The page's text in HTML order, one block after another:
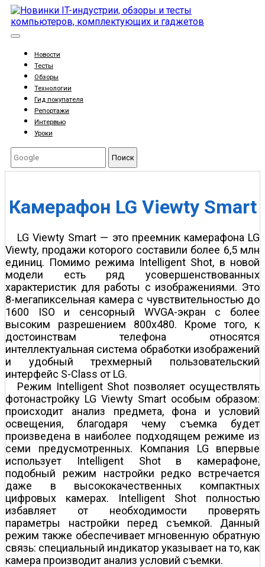
Новости
Тесты
Обзоры
Технологии
Гид покупателя
Репортажи
Интервью
Уроки
Поиск
Камерафон LG Viewty Smart
LG Viewty Smart — это преемник камерафона LG
Viewty, продажи которого составили более 6,5 млн
единиц. Помимо режима Intelligent Shot, в новой
модели есть ряд усовершенствованных
характеристик для работы с изображениями. Это
8-мегапиксельная камера с чувствительностью до
1600 ISO и сенсорный WVGA-экран с более
высоким разрешением 800x480. Кроме того, к
достоинствам телефона относятся
интеллектуальная система обработки изображений
и удобный трехмерный пользовательский
интерфейс S-Class от LG.
Режим Intelligent Shot позволяет осуществлять
фотонастройку LG Viewty Smart особым образом:
происходит анализ предмета, фона и условий
освещения, благодаря чему съемка будет
произведена в наиболее подходящем режиме из
семи предусмотренных. Компания LG впервые
использует Intelligent Shot в камерафоне,
подобный режим настройки редко встречается
даже в высококачественных компактных
цифровых камерах. Intelligent Shot полностью
избавляет от необходимости проверять
параметры настройки перед съемкой. Данный
режим также обеспечивает мгновенную обратную
связь: специальный индикатор указывает на то, как
камера производит анализ условий съемки.